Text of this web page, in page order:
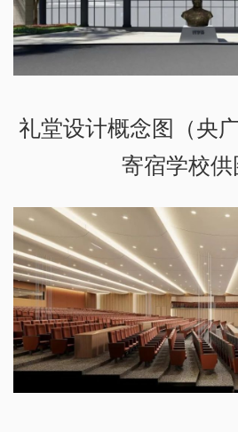
礼堂设计概念图（央
寄宿学校供